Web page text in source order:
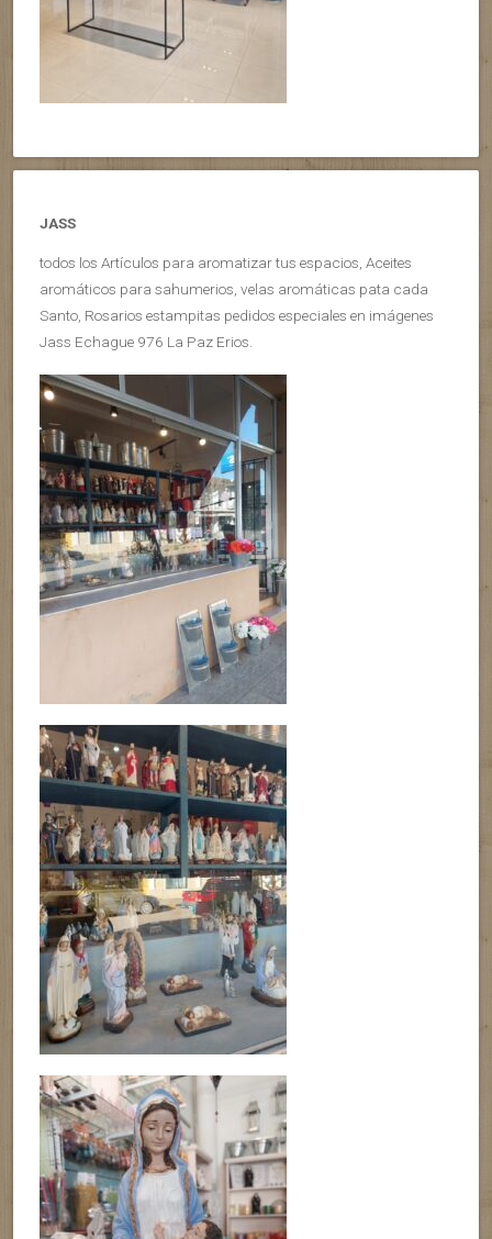
JASS
todos los Artículos para aromatizar tus espacios, Aceites
aromáticos para sahumerios, velas aromáticas pata cada
Santo, Rosarios estampitas pedidos especiales en imágenes
Jass Echague 976 La Paz Erios.